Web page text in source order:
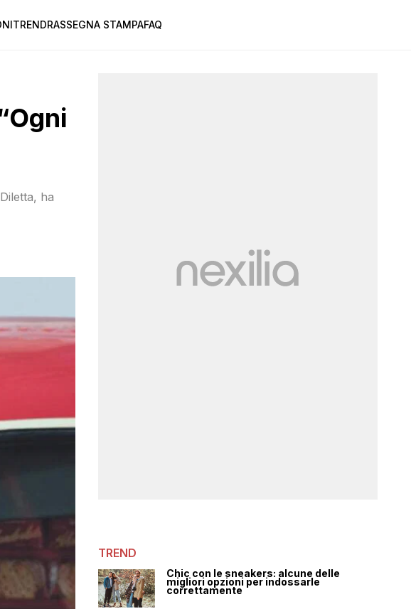
TRENDRASSEGNA STAMPAFAQ
ha
TREND
Chic con le sneakers: alcune delle
migliori opzioni per indossarle
correttamente